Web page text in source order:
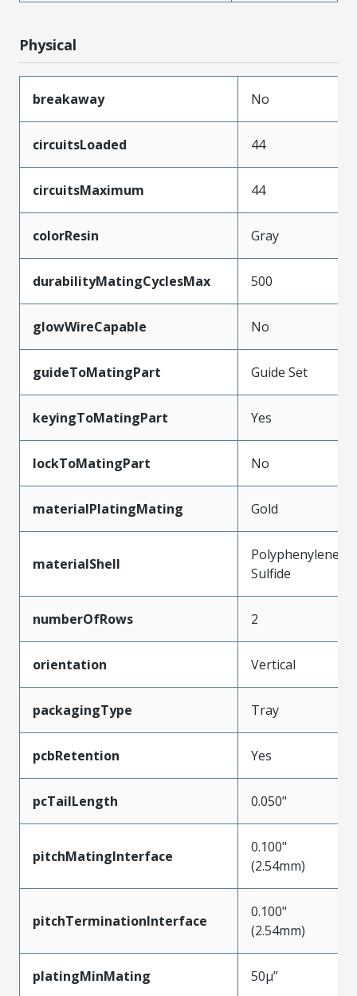
Physical
breakaway No
circuitsLoaded 44
circuitsMaximum 44
colorResin Gray
durabilityMatingCyclesMax 500
glowWireCapable No
guideToMatingPart Guide Set
keyingToMatingPart Yes
lockToMatingPart No
materialPlatingMating Gold
materialShell
Polyphenylene
Sulfide
numberOfRows 2
orientation Vertical
packagingType Tray
pcbRetention Yes
pcTailLength 0.050"
pitchMatingInterface
0.100"
(2.54mm)
pitchTerminationInterface
0.100"
(2.54mm)
platingMinMating 50µ”